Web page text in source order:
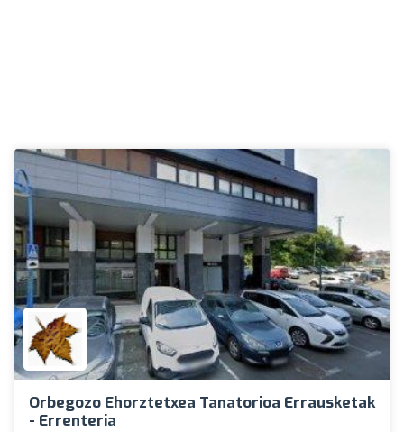
Orbegozo Ehorztetxea Tanatorioa Errausketak
- Errenteria